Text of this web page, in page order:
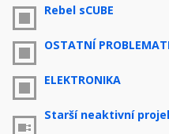
Rebel sCUBE
OSTATNÍ
ELEKTRONIKA
Starší neaktivní